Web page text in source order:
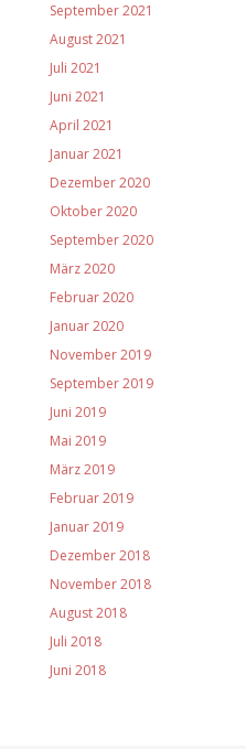
September 2021
August 2021
Juli 2021
Juni 2021
April 2021
Januar 2021
Dezember 2020
Oktober 2020
September 2020
März 2020
Februar 2020
Januar 2020
November 2019
September 2019
Juni 2019
Mai 2019
März 2019
Februar 2019
Januar 2019
Dezember 2018
November 2018
August 2018
Juli 2018
Juni 2018